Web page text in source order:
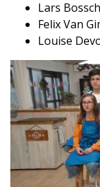
Lars
Felix Van
Louise